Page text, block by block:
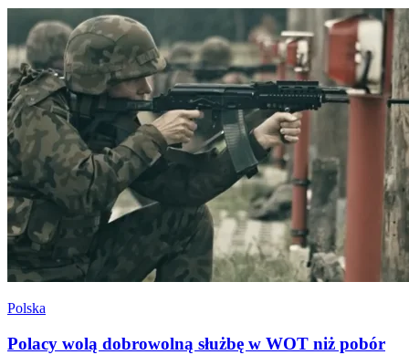
Polska
Polacy wolą dobrowolną służbę w WOT niż pobór